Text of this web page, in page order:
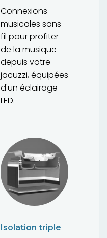
Connexions
musicales sans
fil pour profiter
de la musique
depuis votre
jacuzzi, équipées
d'un éclairage
LED.
Isolation triple